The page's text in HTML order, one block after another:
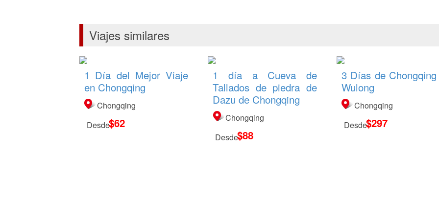
Viajes similares
1 Día del Mejor Viaje
en Chongqing
Chongqing
Desde$62
1 día a Cueva de
Tallados de piedra de
Dazu de Chongqing
Chongqing
Desde$88
3 Días de
Wulong
Chongqing
Desde$297